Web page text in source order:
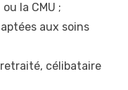
la CMU ;
aux soins
célibataire